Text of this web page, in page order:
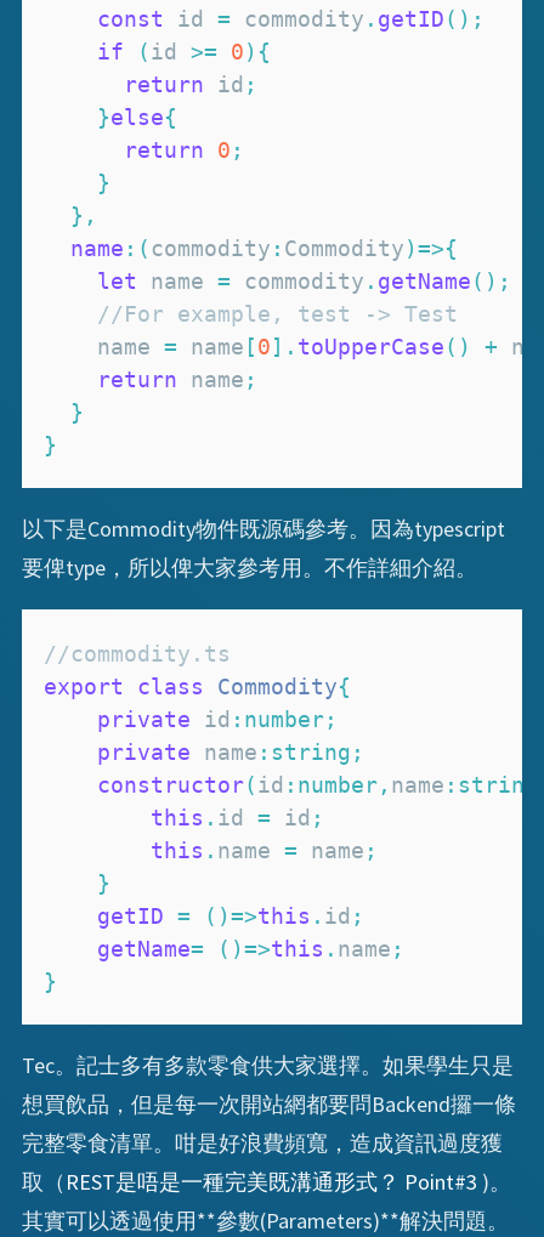
const id = commodity . getID( ) ;
if
(id >= 0) {
return id ;
}else{
return
0 ;
}
} ,
name : (commodity : Commodity)=>{
let name = commodity . getName( ) ;
//For example, test -> Test
    name
= name [0] . toUpperCase( ) +
return name ;
}
}
以下是Commodity物件既源碼參考。因為typescript
要俾type，所以俾大家參考用。不作詳細介紹。
//commodity.ts
export
class Commodity{
private id : number;
private name : string ;
constructor(id : number, name : string
this . id = id ;
this . name = name ;
}
getID = ( )=>this . id ;
getName= ( )=>this . name ;
}
Tec。記士多有多款零食供大家選擇。如果學生只是
想買飲品，但是每一次開站網都要問Backend攞一條
完整零食清單。咁是好浪費頻寬，造成資訊過度獲
取（ REST是唔是一種完美既溝通形式？ Point#3 )。
其實可以透過使用**參數(Parameters)**解決問題。